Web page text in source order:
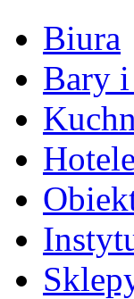
Biura
Bary i
Hotele